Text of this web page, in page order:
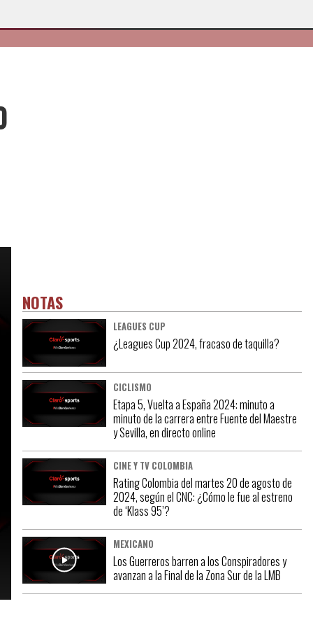
NOTAS
LEAGUES CUP
¿Leagues Cup 2024, fracaso de taquilla?
CICLISMO
Etapa 5, Vuelta a España 2024: minuto a
minuto de la carrera entre Fuente del Maestre
y Sevilla, en directo online
CINE Y TV COLOMBIA
Rating Colombia del martes 20 de agosto de
2024, según el CNC: ¿Cómo le fue al estreno
de ‘Klass 95’?
MEXICANO
Los Guerreros barren a los Conspiradores y
avanzan a la Final de la Zona Sur de la LMB